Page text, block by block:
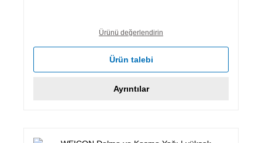
Ürünü değerlendirin
Ürün talebi
Ayrıntılar